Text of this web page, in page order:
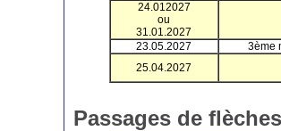
24.012027
ou
31.01.2027
23.05.2027
3ème
25.04.2027
Passages de